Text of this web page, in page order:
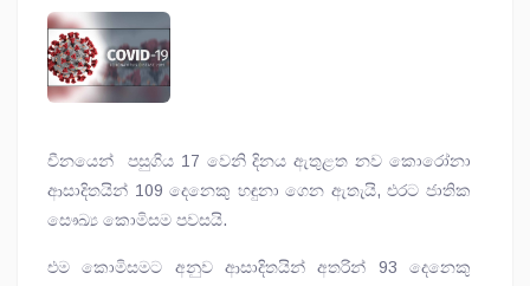
චීනයෙන් පසුගිය 17 වෙනි දිනය ඇතුළත නව කොරෝනා
ආසාදිතයින් 109 දෙනෙකු හඳුනා ගෙන ඇතැයි, එරට ජාතික
සෞඛ්‍ය කොමිසම පවසයි.
එම කොමිසමට අනුව ආසාදිතයින් අතරින් 93 දෙනෙකු